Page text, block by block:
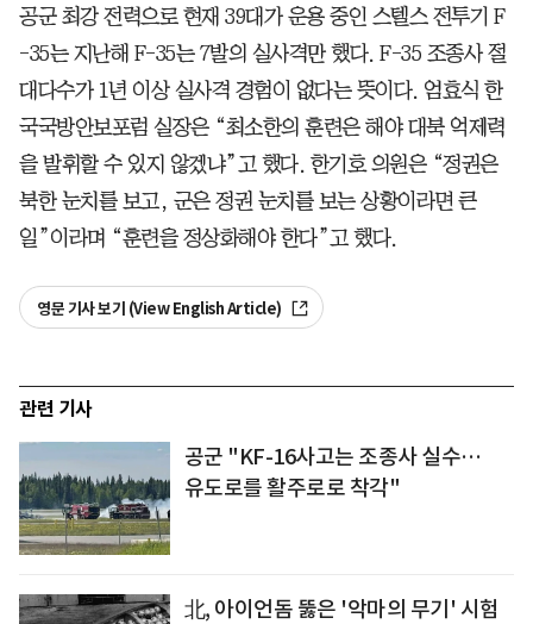
공군 최강 전력으로 현재 39대가 운용 중인 스텔스 전투기 F
-35는 지난해 F-35는 7발의 실사격만 했다. F-35 조종사 절
대다수가 1년 이상 실사격 경험이 없다는 뜻이다. 엄효식 한
국국방안보포럼 실장은 “최소한의 훈련은 해야 대북 억제력
을 발휘할 수 있지 않겠냐”고 했다. 한기호 의원은 “정권은
북한 눈치를 보고, 군은 정권 눈치를 보는 상황이라면 큰
일”이라며 “훈련을 정상화해야 한다”고 했다.
영문 기사 보기 (View English Article)
관련 기사
공군 "KF-16사고는 조종사 실수…
유도로를 활주로로 착각"
北, 아이언돔 뚫은 '악마의 무기' 시험